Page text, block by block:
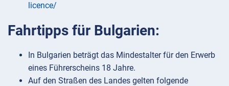
licence/
Fahrtipps für Bulgarien:
In Bulgarien beträgt das Mindestalter für den Erwerb
eines Führerscheins 18 Jahre.
Auf den Straßen des Landes gelten folgende